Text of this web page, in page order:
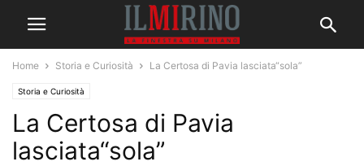
Home Storia e Curiosità La Certosa di Pavia lasciata“sola”
Storia e Curiosità
La Certosa di Pavia
lasciata“sola”